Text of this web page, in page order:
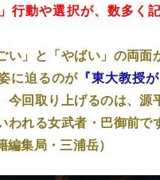
行動や選択が、数多く
い」と「やばい」の両面
に迫るのが 『東大教授
今回取り上げるのは、源
われる女武者・巴御前で
編集局・三浦岳）